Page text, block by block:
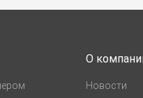
О
Новости